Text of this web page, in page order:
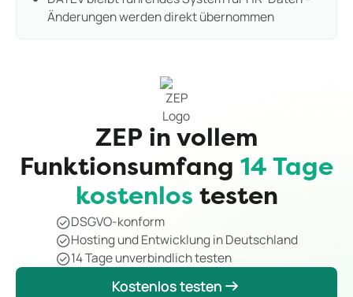
Änderungen werden direkt übernommen
ZEP in vollem
Funktionsumfang 14 Tage
kostenlos testen
DSGVO-konform
Hosting und Entwicklung in Deutschland
14 Tage unverbindlich testen
Kostenlos testen
Kostenlos testen